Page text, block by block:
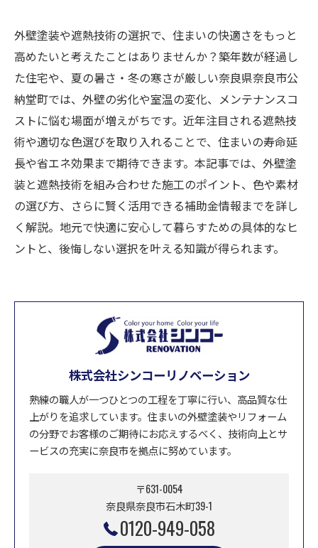
外壁塗装や遮熱技術の選択で、住まいの快適さをもっと
高めたいと考えたことはありませんか？築年数が経過し
た住宅や、夏の暑さ・冬の寒さが厳しい奈良県奈良市公
納堂町では、外壁の劣化や室温の変化、メンテナンスコ
ストに悩む場面が増えがちです。近年注目される遮熱技
術や適切な色選びを取り入れることで、住まいの寿命延
長や省エネ効果まで期待できます。本記事では、外壁塗
装と遮熱技術を組み合わせた施工のポイント、色や素材
の選び方、さらに賢く活用できる補助金情報までを詳し
く解説。地元で快適に安心して暮らすための具体的なヒ
ントと、後悔しない選択を叶える知識が得られます。
株式会社シンコーリノベーション
熟練の職人が一つひとつの工程を丁寧に行い、高品質な仕
上がりを追求しています。住まいの外壁塗装やリフォーム
の分野でお客様のご期待にお応えするべく、技術向上とサ
ービスの充実に奈良市を拠点に努めています。
〒631-0054
奈良県奈良市石木町39-1
0120-949-058